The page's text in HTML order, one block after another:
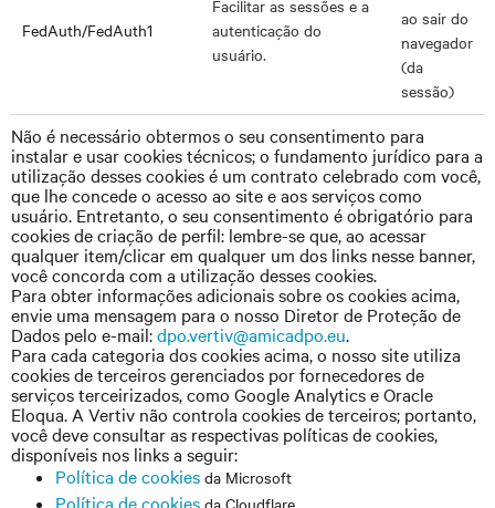
FedAuth/FedAuth1
Facilitar as sessões e a
autenticação do
usuário.
ao sair do
navegador
(da
sessão)
Não é necessário obtermos o seu consentimento para
instalar e usar cookies técnicos; o fundamento jurídico para a
utilização desses cookies é um contrato celebrado com você,
que lhe concede o acesso ao site e aos serviços como
usuário. Entretanto, o seu consentimento é obrigatório para
cookies de criação de perfil: lembre-se que, ao acessar
qualquer item/clicar em qualquer um dos links nesse banner,
você concorda com a utilização desses cookies.
Para obter informações adicionais sobre os cookies acima,
envie uma mensagem para o nosso Diretor de Proteção de
Dados pelo e-mail:dpo.vertiv@amicadpo.eu.
Para cada categoria dos cookies acima, o nosso site utiliza
cookies de terceiros gerenciados por fornecedores de
serviços terceirizados, como Google Analytics e Oracle
Eloqua. A Vertiv não controla cookies de terceiros; portanto,
você deve consultar as respectivas políticas de cookies,
disponíveis nos links a seguir:
Política de cookies da Microsoft
Política de cookies da Cloudflare